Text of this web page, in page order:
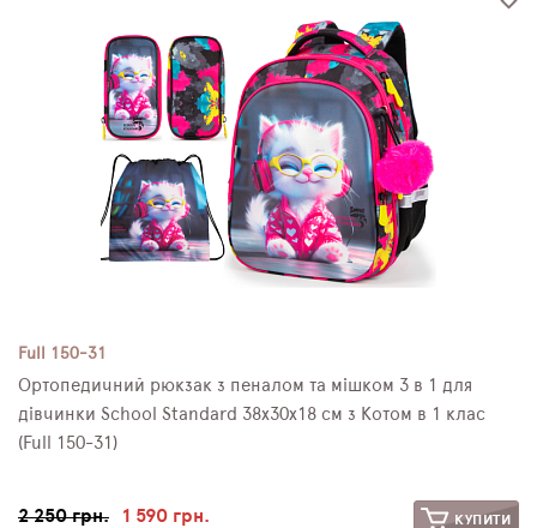
Full 150-31
Ортопедичний рюкзак з пеналом та мішком 3 в 1 для
дівчинки School Standard 38х30х18 см з Котом в 1 клас
(Full 150-31)
2 250 грн. 1 590 грн. КУПИТИ